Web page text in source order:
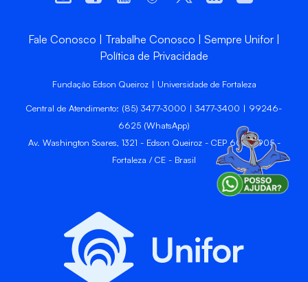
Fale Conosco Trabalhe Conosco
Sempre Unifor
Política de Privacidade
Fundação Edson Queiroz | Universidade de Fortaleza
Central de Atendimento: (85) 3477-3000 | 3477-3400 | 99246-
6625 (WhatsApp)
Av. Washington Soares, 1321 - Edson Queiroz - CEP 60811-905 -
Fortaleza / CE - Brasil